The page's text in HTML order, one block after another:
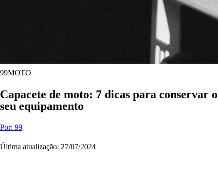
99MOTO
Capacete de moto: 7 dicas para conservar o
seu equipamento
Por: 99
Última atualização: 27/07/2024